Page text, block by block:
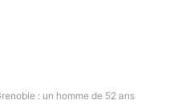
: un homme de 52 ans